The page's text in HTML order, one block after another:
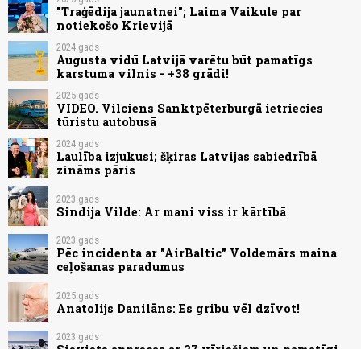
"Traģēdija jaunatnei"; Laima Vaikule par
notiekošo Krievijā
2024.gads
Augusta vidū Latvijā varētu būt pamatīgs
karstuma vilnis - +38 grādi!
2025.gads
VIDEO. Vilciens Sanktpēterburgā ietriecies
tūristu autobusā
2024.gads
Laulība izjukusi; šķiras Latvijas sabiedrībā
zināms pāris
2023.gads
Sindija Vilde: Ar mani viss ir kārtībā
2023.gads
Pēc incidenta ar "AirBaltic" Voldemārs maina
ceļošanas paradumus
2025.gads
Anatolijs Danilāns: Es gribu vēl dzīvot!
2023.gads